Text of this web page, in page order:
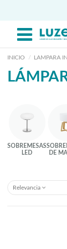
INICIO LAMPARA
SOBREMESAS
LED
DE
Relevancia